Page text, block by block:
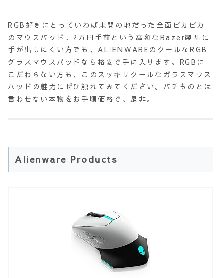
RGB好きにとっていわば未開の地だった全面ピカピカ
のマウスパッド。2万円手前という高額なRazer製品に
手が出しにくい方でも、ALIENWAREのクールなRGB
グラスマウスパッドなら格安で手に入ります。RGBに
こだわらない方も、このスッキリクールなガラスマウス
パッドの魅力にぜひ触れてみてください。パチものとは
言わせない本物をお手頃価格で、是非。
Alienware Products